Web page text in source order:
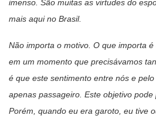
imenso. São muitas as virtudes do
mais aqui no Brasil.
Não importa o motivo. O que importa
em um momento que precisávamos
é que este sentimento entre nós e
apenas passageiro. Este objetivo pode
Porém, quando eu era garoto, eu tive